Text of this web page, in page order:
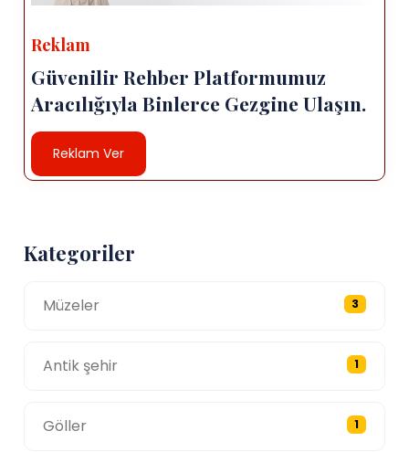
Reklam
Güvenilir Rehber Platformumuz
Aracılığıyla Binlerce Gezgine Ulaşın.
Reklam Ver
Kategoriler
Müzeler 3
Antik şehir 1
Göller 1